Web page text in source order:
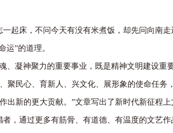
床，不问今天有没有米煮饭，却先问向南
运”的道理。
凝神聚力的重要事业，既是精神文明建设重
民心、育新人、兴文化、展形象的使命任
新的更大贡献。”文章写出了新时代新征程上
通过更多有筋骨、有道德、有温度的文艺